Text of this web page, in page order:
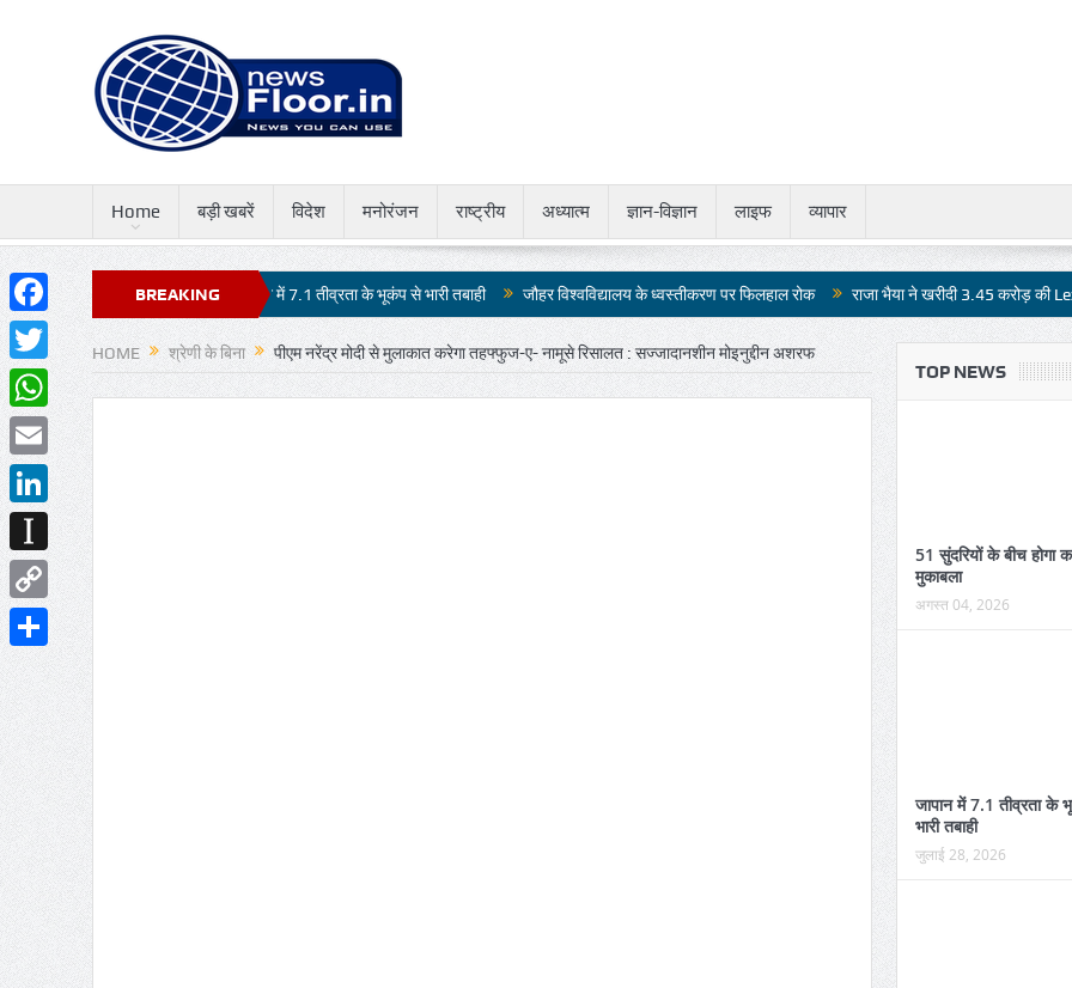
Home बड़ी खबरें विदेश मनोरंजन राष्ट्रीय अध्यात्म ज्ञान-विज्ञान लाइफ व्यापार
BREAKING
NEWS
कड़ा मुकाबला जापान में 7.1 तीव्रता के भूकंप से भारी तबाही जौहर विश्वविद्यालय के ध्वस्तीकरण पर फिलहाल रोक राजा भैया ने खरीदी 3.45 करोड़ की Lexus LX 500d
HOME श्रेणी के बिना पीएम नरेंद्र मोदी से मुलाकात करेगा तहफ्फुज-ए- नामूसे रिसालत : सज्जादानशीन मोइनुद्दीन अशरफ
TOP NEWS
51 सुंदरियों के बीच होगा
मुकाबला
अगस्त 04, 2026
जापान में 7.1 तीव्रता के
भारी तबाही
जुलाई 28, 2026
Facebook
Twitter
WhatsApp
Email
LinkedIn
Instapaper
Copy
Link
Share